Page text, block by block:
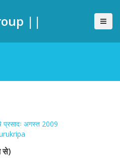
||
प्रसादः अगस्त 2009
से)